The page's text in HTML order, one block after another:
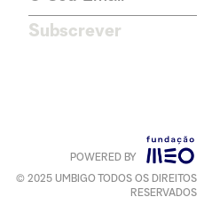
English
consentimento. Política de
Privacidade
Subscrever
POWERED BY
© 2025 UMBIGO TODOS OS DIREITOS
RESERVADOS